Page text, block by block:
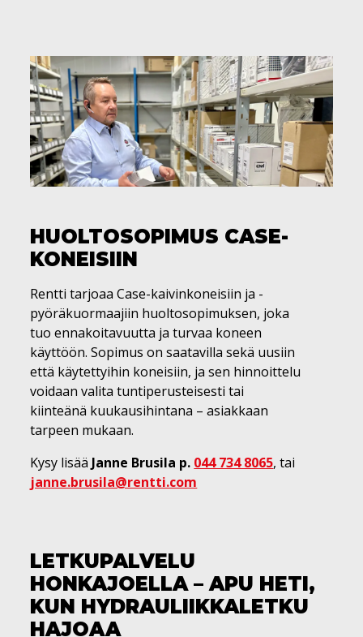
HUOLTOSOPIMUS CASE-
KONEISIIN
Rentti tarjoaa Case-kaivinkoneisiin ja -
pyöräkuormaajiin huoltosopimuksen, joka
tuo ennakoitavuutta ja turvaa koneen
käyttöön. Sopimus on saatavilla sekä uusiin
että käytettyihin koneisiin, ja sen hinnoittelu
voidaan valita tuntiperusteisesti tai
kiinteänä kuukausihintana – asiakkaan
tarpeen mukaan.
Kysy lisää Janne Brusila p. 044 734 8065, tai
janne.brusila@rentti.com
LETKUPALVELU
HONKAJOELLA – APU HETI,
KUN HYDRAULIIKKALETKU
HAJOAA